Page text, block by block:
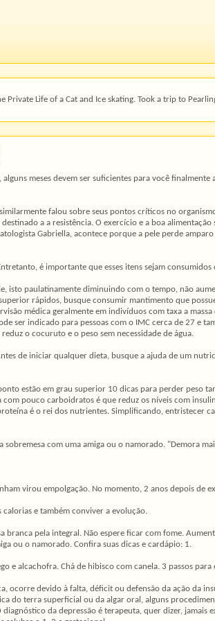
Life of a Cat and Ice skating. Took a trip to
meses devem ser suficientes para você
falou sobre seus pontos críticos no
a a resistência. O exercício e a boa
Gabriella, acontece porque a pele perde
é importante que esses itens sejam
isto paulatinamente diminuindo com o tempo, não
rápidos, busque consumir mantimento que
médica geralmente em indivíduos com taxa a
ser indicado para pessoas com o IMC cerca de 27 e
o cocuruto e o peso sem necessidade de água.
de iniciar qualquer dieta, busque a ajuda de um
estão em grau superior 10 dicas para perder peso
pouco carboidratos é que reduz os níveis com
é o rei dos nutrientes. Simplificando, entristecer
com uma amiga ou o namorado. "Demora
virou empolgação. No momento, 2 anos depois de
calorias e também conviver a evolução.
branca pela integral. Não espere ficar com fome.
ou o namorado. Confira suas dicas e cardápio: 1.
e alcachofra. Chá de hibisco com canela. 3 passos
ocorre devido à falta, déficit ou defensão da ação da
do terra superficial ou da algar oral, alguns
da depressão é terapeuta, quer dizer,